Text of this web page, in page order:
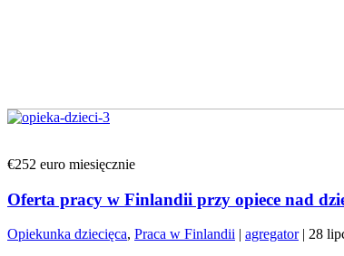
€252 euro miesięcznie
Oferta pracy w Finlandii przy opiece nad
Opiekunka dziecięca, Praca w Finlandii | agregator| 28